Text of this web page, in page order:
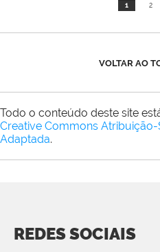
1 2
VOLTAR AO
Todo o conteúdo deste site
Creative Commons
Adaptada.
REDES SOCIAIS